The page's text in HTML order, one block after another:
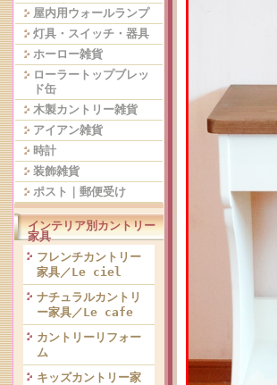
屋内用ウォールランプ
灯具・スイッチ・器具
ホーロー雑貨
ローラートップブレッ
ド缶
木製カントリー雑貨
アイアン雑貨
時計
装飾雑貨
ポスト｜郵便受け
インテリア別カントリー
家具
フレンチカントリー
家具／Le ciel
ナチュラルカントリ
ー家具／Le cafe
カントリーリフォー
ム
キッズカントリー家